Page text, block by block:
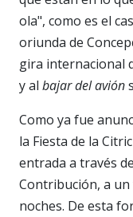
ola", como es el
oriunda de
gira internacional
y al bajar del avión
Como ya fue
la Fiesta de la
entrada a través
Contribución, a un
noches. De esta